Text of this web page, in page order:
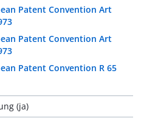
Patent Convention Art
Patent Convention Art
Patent Convention R 65
(ja)